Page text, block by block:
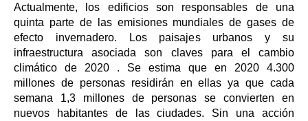
Actualmente, los edificios son responsables de una
quinta parte de las emisiones mundiales de gases de
efecto invernadero. Los paisajes urbanos y su
infraestructura asociada son claves para el cambio
climático de 2020 . Se estima que en 2020 4.300
millones de personas residirán en ellas ya que cada
semana 1,3 millones de personas se convierten en
nuevos habitantes de las ciudades. Sin una acción